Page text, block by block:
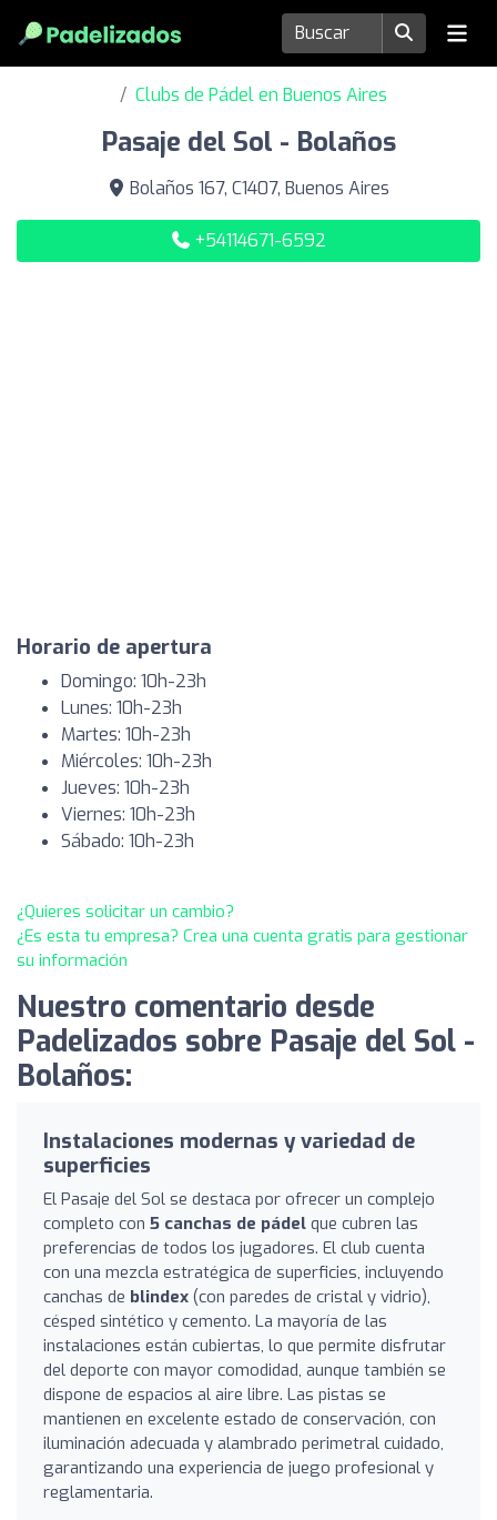
Clubs de Pádel en Buenos Aires
Pasaje del Sol - Bolaños
Bolaños 167, C1407, Buenos Aires
+54114671-6592
Horario de apertura
Domingo: 10h-23h
Lunes: 10h-23h
Martes: 10h-23h
Miércoles: 10h-23h
Jueves: 10h-23h
Viernes: 10h-23h
Sábado: 10h-23h
¿Quieres solicitar un cambio?
¿Es esta tu empresa? Crea una cuenta gratis para gestionar
su información
Nuestro comentario desde
Padelizados sobre Pasaje del Sol -
Bolaños:
Instalaciones modernas y variedad de
superficies
El Pasaje del Sol se destaca por ofrecer un complejo
completo con 5 canchas de pádel que cubren las
preferencias de todos los jugadores. El club cuenta
con una mezcla estratégica de superficies, incluyendo
canchas de blindex (con paredes de cristal y vidrio),
césped sintético y cemento. La mayoría de las
instalaciones están cubiertas, lo que permite disfrutar
del deporte con mayor comodidad, aunque también se
dispone de espacios al aire libre. Las pistas se
mantienen en excelente estado de conservación, con
iluminación adecuada y alambrado perimetral cuidado,
garantizando una experiencia de juego profesional y
reglamentaria.